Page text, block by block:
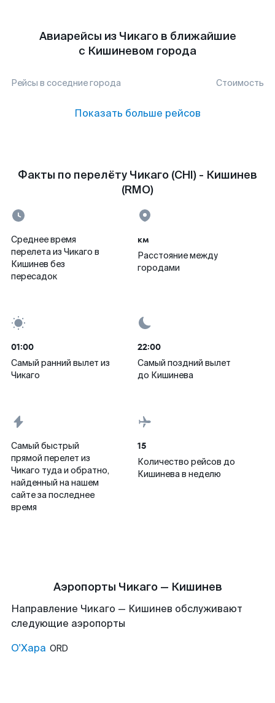
Авиарейсы из Чикаго в ближайшие
с Кишиневом города
Рейсы в соседние города Стоимость
Показать больше рейсов
Факты по перелёту Чикаго (CHI) - Кишинев
(RMO)
Среднее время
перелета из Чикаго в
Кишинев без
пересадок
км
Расстояние между
городами
01:00
Самый ранний вылет из
Чикаго
22:00
Самый поздний вылет
до Кишинева
Самый быстрый
прямой перелет из
Чикаго туда и обратно,
найденный на нашем
сайте за последнее
время
15
Количество рейсов до
Кишинева в неделю
Аэропорты Чикаго — Кишинев
Направление Чикаго — Кишинев обслуживают
следующие аэропорты
О'Хара ORD